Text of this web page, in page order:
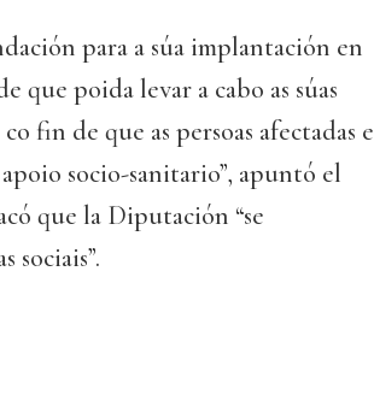
para a súa implantación en
poida levar a cabo as súas
fin de que as persoas afectadas e
socio-sanitario”, apuntó el
que la Diputación “se
sociais”.